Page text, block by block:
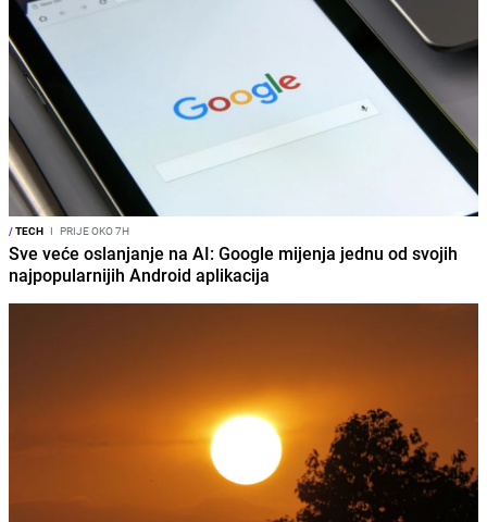
/TECH I PRIJE OKO 7H
Sve veće oslanjanje na AI: Google mijenja jednu od svojih
najpopularnijih Android aplikacija